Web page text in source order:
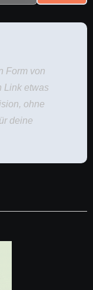
Form von
Link etwas
ohne
deine